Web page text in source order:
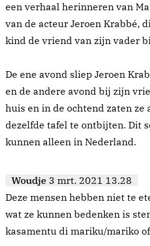
een verhaal herinneren van
van de acteur Jeroen Krabbé,
kind de vriend van zijn vader
De ene avond sliep Jeroen
en de andere avond bij zijn
huis en in de ochtend zaten ze
dezelfde tafel te ontbijten. Dit
kunnen alleen in Nederland.
Woudje 3 mrt. 2021 13.28
Deze mensen hebben niet te
wat ze kunnen bedenken is
kasamentu di mariku/mariko